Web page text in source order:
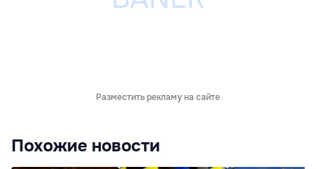
Разместить рекламу на сайте
Похожие новости